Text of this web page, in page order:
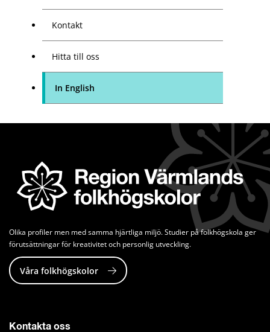
Kontakt
Hitta till oss
In English
Olika profiler men med samma hjärtliga miljö. Studier på folkhögskola ger
förutsättningar för kreativitet och personlig utveckling.
Våra folkhögskolor
Kontakta oss